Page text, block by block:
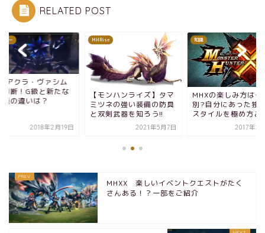
RELATED POST
ター
アクラ・ヴァシム
切断！G級と新たな
種の違いは？
2018年2月19日
MHRise
【モンハンライズ】タマ
ミツネの強い装備の防具
と双剣武器を知ろう!!
2021年5月7日
知識
MHXの楽しみ方は千
別?自分にあった独
スタイルを極め方と
2017年2
MHXX 楽しいイベントクエストがたく
さんある！？一部をご紹介